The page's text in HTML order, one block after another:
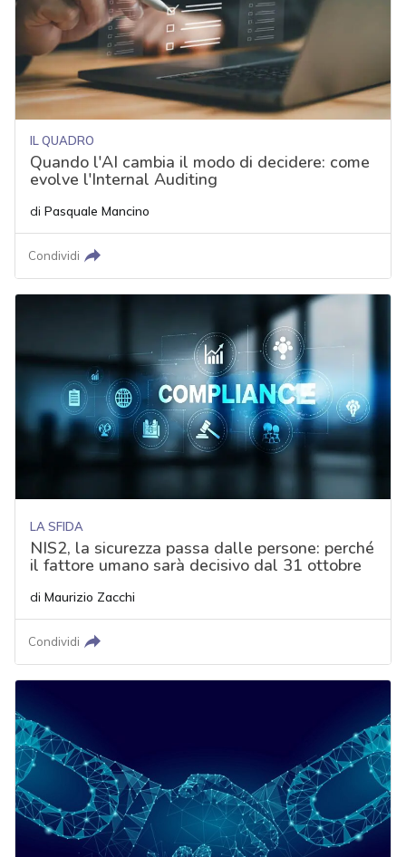
IL QUADRO
Quando l'AI cambia il modo di decidere: come
evolve l'Internal Auditing
di Pasquale Mancino
Condividi
LA SFIDA
NIS2, la sicurezza passa dalle persone: perché
il fattore umano sarà decisivo dal 31 ottobre
di Maurizio Zacchi
Condividi